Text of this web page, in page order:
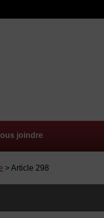
joindre
> Article 298